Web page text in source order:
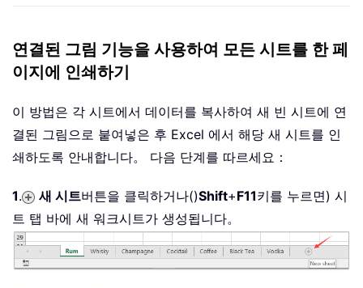
연결된 그림 기능을 사용하여 모든 시트를 한 페
이지에 인쇄하기
이 방법은 각 시트에서 데이터를 복사하여 새 빈 시트에 연
결된 그림으로 붙여넣은 후 Excel 에서 해당 새 시트를 인
쇄하도록 안내합니다。 다음 단계를 따르세요：
1. 새 시트버튼을 클릭하거나()Shift+F11키를 누르면) 시
트 탭 바에 새 워크시트가 생성됩니다。